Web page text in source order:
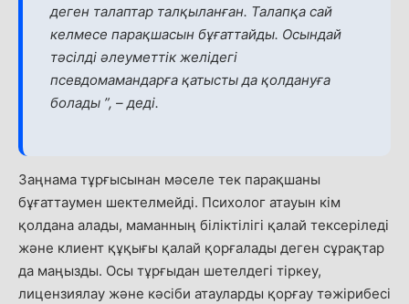
деген талаптар талқыланған. Талапқа сай
келмесе парақшасын бұғаттайды. Осындай
тәсілді әлеуметтік желідегі
псевдомамандарға қатысты да қолдануға
болады ”, – деді.
Заңнама тұрғысынан мәселе тек парақшаны
бұғаттаумен шектелмейді. Психолог атауын кім
қолдана алады, маманның біліктілігі қалай тексеріледі
және клиент құқығы қалай қорғалады деген сұрақтар
да маңызды. Осы тұрғыдан шетелдегі тіркеу,
лицензиялау және кәсіби атауларды қорғау тәжірибесі